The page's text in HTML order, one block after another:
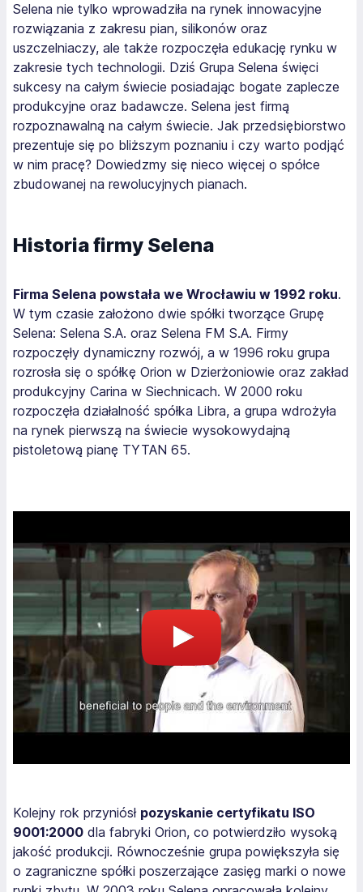
Selena nie tylko wprowadziła na rynek innowacyjne
rozwiązania z zakresu pian, silikonów oraz
uszczelniaczy, ale także rozpoczęła edukację rynku w
zakresie tych technologii. Dziś Grupa Selena święci
sukcesy na całym świecie posiadając bogate zaplecze
produkcyjne oraz badawcze. Selena jest firmą
rozpoznawalną na całym świecie. Jak przedsiębiorstwo
prezentuje się po bliższym poznaniu i czy warto podjąć
w nim pracę? Dowiedzmy się nieco więcej o spółce
zbudowanej na rewolucyjnych pianach.
Historia firmy Selena
Firma Selena powstała we Wrocławiu w 1992 roku.
W tym czasie założono dwie spółki tworzące Grupę
Selena: Selena S.A. oraz Selena FM S.A. Firmy
rozpoczęły dynamiczny rozwój, a w 1996 roku grupa
rozrosła się o spółkę Orion w Dzierżoniowie oraz zakład
produkcyjny Carina w Siechnicach. W 2000 roku
rozpoczęła działalność spółka Libra, a grupa wdrożyła
na rynek pierwszą na świecie wysokowydajną
pistoletową pianę TYTAN 65.
Kolejny rok przyniósł pozyskanie certyfikatu ISO
9001:2000 dla fabryki Orion, co potwierdziło wysoką
jakość produkcji. Równocześnie grupa powiększyła się
o zagraniczne spółki poszerzające zasięg marki o nowe